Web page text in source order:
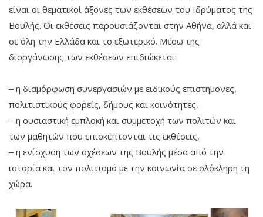
είναι οι θεματικοί άξονες των εκθέσεων του Ιδρύματος της
Βουλής. Οι εκθέσεις παρουσιάζονται στην Αθήνα, αλλά και
σε όλη την Ελλάδα και το εξωτερικό. Μέσω της
διοργάνωσης των εκθέσεων επιδιώκεται:
‒ η διαμόρφωση συνεργασιών με ειδικούς επιστήμονες,
πολιτιστικούς φορείς, δήμους και κοινότητες,
‒ η ουσιαστική εμπλοκή και συμμετοχή των πολιτών και
των μαθητών που επισκέπτονται τις εκθέσεις,
‒ η ενίσχυση των σχέσεων της Βουλής μέσα από την
ιστορία και τον πολιτισμό με την κοινωνία σε ολόκληρη τη
χώρα.